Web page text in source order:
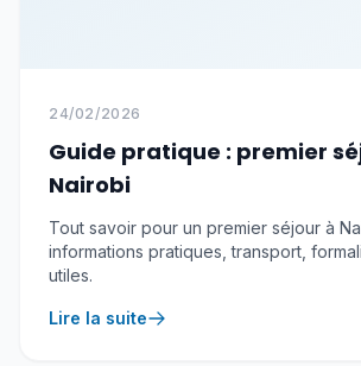
24/02/2026
Guide pratique : premier
Nairobi
Tout savoir pour un premier séjour à
informations pratiques, transport,
utiles.
Lire la suite